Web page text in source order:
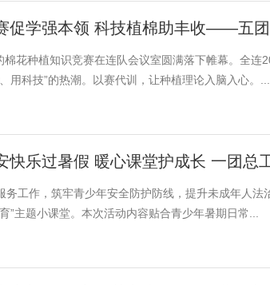
促学强本领 科技植棉助丰收——五
花种植知识竞赛在连队会议室圆满落下帷幕。全连
用科技”的热潮。以赛代训，让种植理论入脑入心。...
快乐过暑假 暖心课堂护成长 一团总
务工作，筑牢青少年安全防护防线，提升未成年人
”主题小课堂。本次活动内容贴合青少年暑期日常...